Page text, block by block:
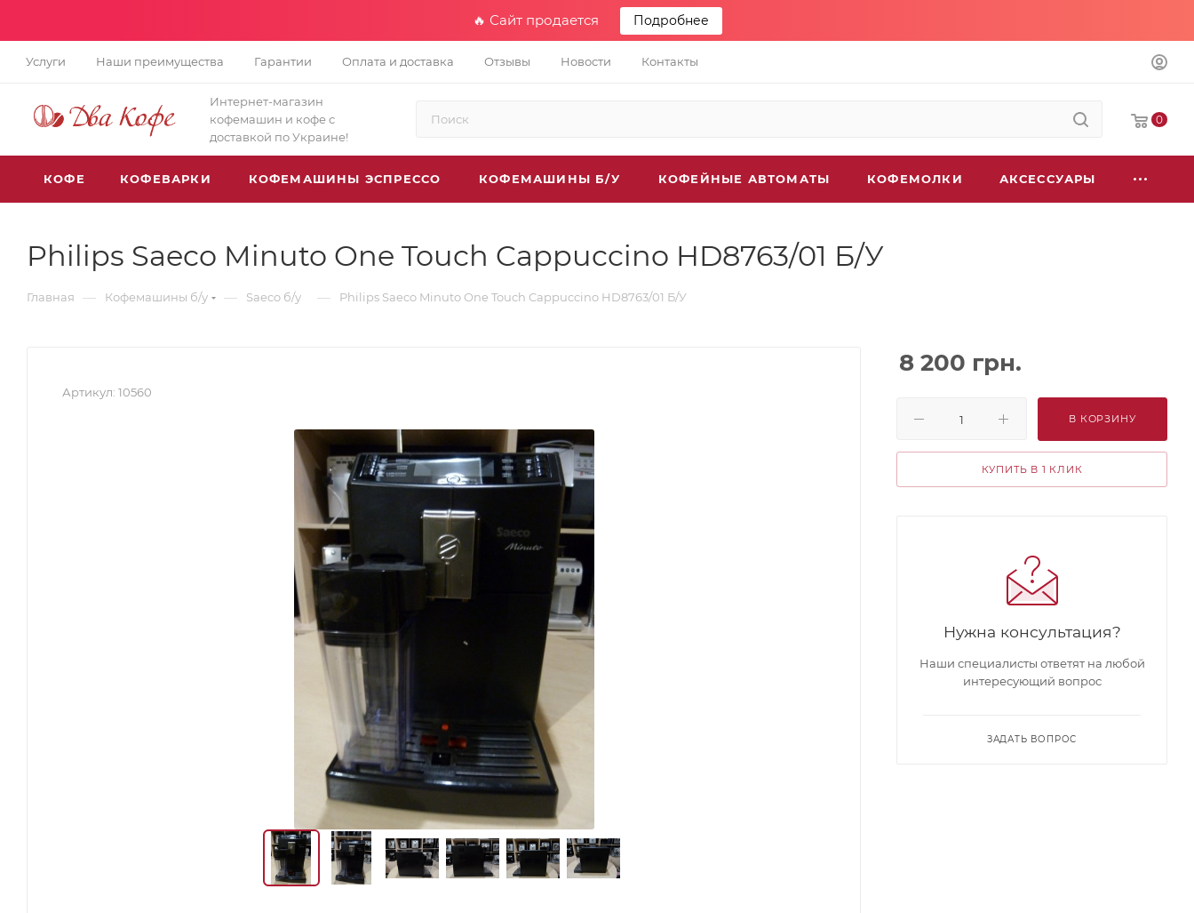
🔥 Сайт продается Подробнее
Услуги Наши преимущества Гарантии Оплата и доставка Отзывы Новости Контакты
Интернет-магазин
кофемашин и кофе с
доставкой по Украине!
0
КОФЕ КОФЕВАРКИ КОФЕМАШИНЫ ЭСПРЕССО КОФЕМАШИНЫ Б/У КОФЕЙНЫЕ АВТОМАТЫ КОФЕМОЛКИ АКСЕССУАРЫ
Philips Saeco Minuto One Touch Cappuccino HD8763/01 Б/У
Главная — Кофемашины б/у — Saeco б/у — Philips Saeco Minuto One Touch Cappuccino HD8763/01 Б/У
Артикул: 10560
8 200 грн.
В КОРЗИНУ
КУПИТЬ В 1 КЛИК
Нужна консультация?
Наши специалисты ответят на любой
интересующий вопрос
ЗАДАТЬ ВОПРОС